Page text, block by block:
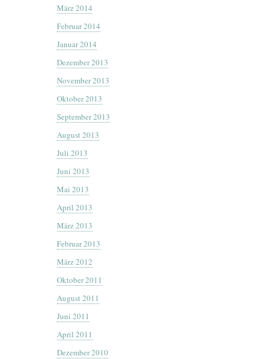
März 2014
Februar 2014
Januar 2014
Dezember 2013
November 2013
Oktober 2013
September 2013
August 2013
Juli 2013
Juni 2013
Mai 2013
April 2013
März 2013
Februar 2013
März 2012
Oktober 2011
August 2011
Juni 2011
April 2011
Dezember 2010